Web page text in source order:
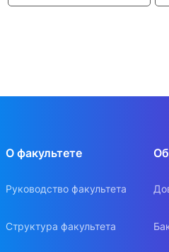
О факультете
Руководство факультета
Структура факультета